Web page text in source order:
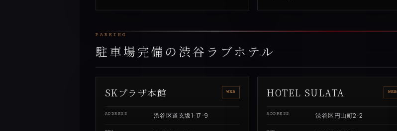
PARKING
駐車場完備の渋谷ラブホテル
SKプラザ本館 WEB
ADDRESS 渋谷区道玄坂1-17-9
HOTEL SULATA WEB
ADDRESS 渋谷区円山町2-2